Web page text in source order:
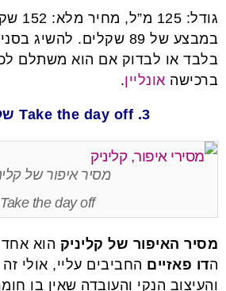
גודל:
במבצע של 89 שקלים.
בלבד או לבדוק אם הוא משתלם
ברכישה אונליין.
3. Take the day off של קליניק
מסיר איפור של
Take the day off
מסיר האיפור של קליניק הוא אחד
הדו פאזיים החביבים עליי, אולי
והעיצוב הנקי והעובדה שאין בו